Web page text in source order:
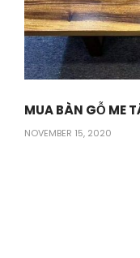
MUA BÀN GỖ ME
NOVEMBER 15, 2020